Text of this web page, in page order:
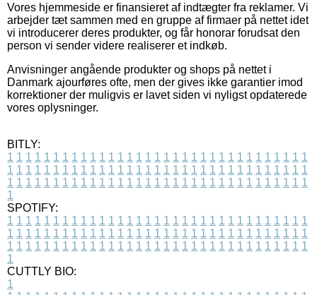
Vores hjemmeside er finansieret af indtægter fra reklamer. Vi
arbejder tæt sammen med en gruppe af firmaer på nettet idet
vi introducerer deres produkter, og får honorar forudsat den
person vi sender videre realiserer et indkøb.
Anvisninger angående produkter og shops på nettet i
Danmark ajourføres ofte, men der gives ikke garantier imod
korrektioner der muligvis er lavet siden vi nyligst opdaterede
vores oplysninger.
BITLY:
1 1 1 1 1 1 1 1 1 1 1 1 1 1 1 1 1 1 1 1 1 1 1 1 1 1 1 1 1 1 1 1 1
1 1 1 1 1 1 1 1 1 1 1 1 1 1 1 1 1 1 1 1 1 1 1 1 1 1 1 1 1 1 1 1 1
1 1 1 1 1 1 1 1 1 1 1 1 1 1 1 1 1 1 1 1 1 1 1 1 1 1 1 1 1 1 1 1 1
1
SPOTIFY:
1 1 1 1 1 1 1 1 1 1 1 1 1 1 1 1 1 1 1 1 1 1 1 1 1 1 1 1 1 1 1 1 1
1 1 1 1 1 1 1 1 1 1 1 1 1 1 1 1 1 1 1 1 1 1 1 1 1 1 1 1 1 1 1 1 1
1 1 1 1 1 1 1 1 1 1 1 1 1 1 1 1 1 1 1 1 1 1 1 1 1 1 1 1 1 1 1 1 1
1
CUTTLY BIO:
1